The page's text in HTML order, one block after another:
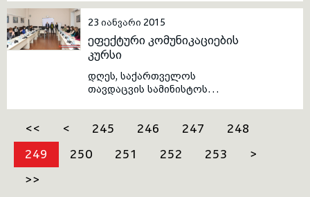
ფარგლებში, თავდაცვის
სამინისტროსა და კინოცენტრს
შორის არსებული
მემორანდუმის საფუძველზე,
აკადემიის საბაკალავრო
სკოლის იუნკერებისთვის
რეჟისორ თენგიზ აბულაძის
ფილმის “ნატვრის ხე” ჩვენება
გაიმართა.
23 იანვარი 2015
ეფექტური კომუნიკაციების
კურსი
დღეს, საქართველოს
თავდაცვის სამინისტოს
კომუნიკაციების კურსი“
მინისტრის პირველმა
<< < 245 246 247
248
249
250 251 252 253
>
>>